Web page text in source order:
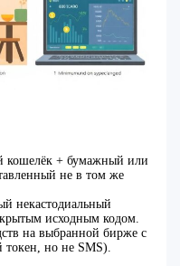
кошелёк + бумажный или
не в том же
некастодиальный
исходным кодом.
на выбранной бирже с
но не SMS).